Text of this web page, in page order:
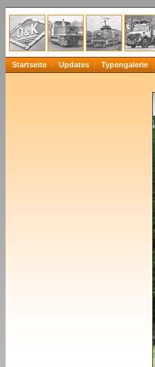
Startseite Updates Typengalerie